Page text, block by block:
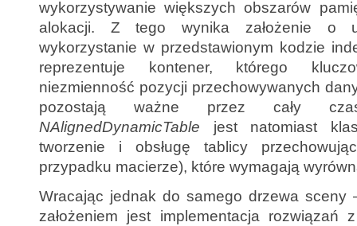
wykorzystywanie większych obszarów
alokacji. Z tego wynika założenie o
wykorzystanie w przedstawionym kodzie
reprezentuje kontener, którego
niezmienność pozycji przechowywanych
pozostają ważne przez cały
NAlignedDynamicTable jest natomiast
tworzenie i obsługę tablicy
przypadku macierze), które wymagają
Wracając jednak do samego drzewa sceny
założeniem jest implementacja rozwiązań